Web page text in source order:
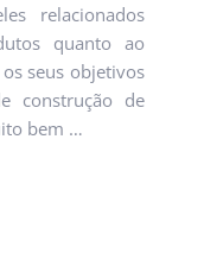
relacionados
quanto ao
seus objetivos
construção de
bem …